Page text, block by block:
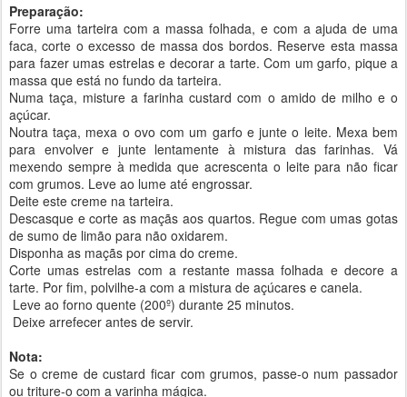
Preparação:
Forre uma tarteira com a massa folhada, e com a ajuda de uma
faca, corte o excesso de massa dos bordos. Reserve esta massa
para fazer umas estrelas e decorar a tarte. Com um garfo, pique a
massa que está no fundo da tarteira.
Numa taça, misture a farinha custard com o amido de milho e o
açúcar.
Noutra taça, mexa o ovo com um garfo e junte o leite. Mexa bem
para envolver e junte lentamente à mistura das farinhas. Vá
mexendo sempre à medida que acrescenta o leite para não ficar
com grumos. Leve ao lume até engrossar.
Deite este creme na tarteira.
Descasque e corte as maçãs aos quartos. Regue com umas gotas
de sumo de limão para não oxidarem.
Disponha as maçãs por cima do creme.
Corte umas estrelas com a restante massa folhada e decore a
tarte. Por fim, polvilhe-a com a mistura de açúcares e canela.
Leve ao forno quente (200º) durante 25 minutos.
Deixe arrefecer antes de servir.
Nota:
Se o creme de custard ficar com grumos, passe-o num passador
ou triture-o com a varinha mágica.